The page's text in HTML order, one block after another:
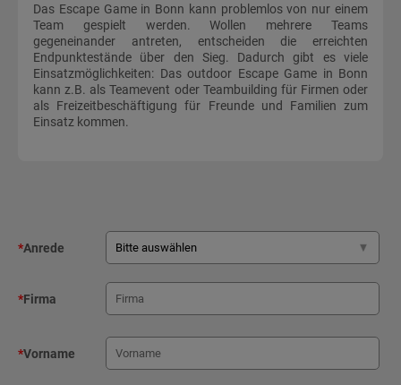
Das Escape Game in Bonn kann problemlos von nur einem
Team gespielt werden. Wollen mehrere Teams
gegeneinander antreten, entscheiden die erreichten
Endpunktestände über den Sieg. Dadurch gibt es viele
Einsatzmöglichkeiten: Das outdoor Escape Game in Bonn
kann z.B. als Teamevent oder Teambuilding für Firmen oder
als Freizeitbeschäftigung für Freunde und Familien zum
Einsatz kommen.
*Anrede
*Firma
*Vorname